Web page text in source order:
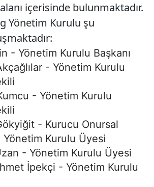
içerisinde bulunmaktadır.
Yönetim Kurulu şu
- Yönetim Kurulu Başkanı
- Yönetim Kurulu
- Yönetim Kurulu
- Kurucu Onursal
Yönetim Kurulu Üyesi
- Yönetim Kurulu Üyesi
İpekçi - Yönetim Kurulu